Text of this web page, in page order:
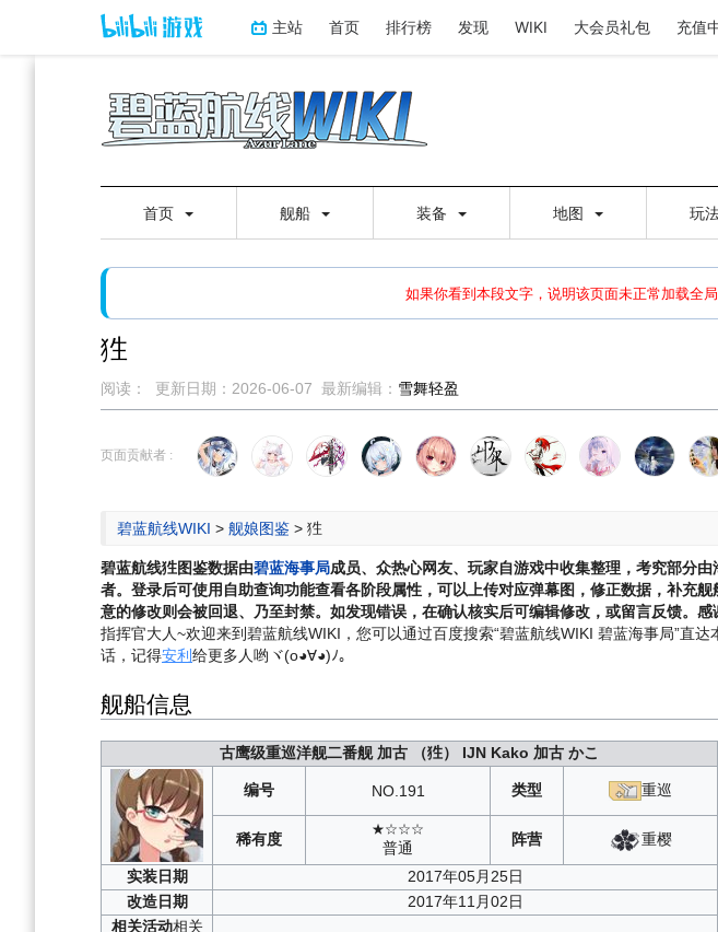
主站 首页 排行榜 发现 WIKI 大会员礼包 充值
首页 舰船 装备 地图 玩
如果你看到本段文字，说明该页面未正常加载全
如果打开页面显示缩略图创建出错，请点击刷新或页面右上WIKI
狌
阅读： 更新日期： 2026-06-07 最新编辑： 雪舞轻盈
到
到
页面贡献者 :
碧蓝航线WIKI > 舰娘图鉴 > 狌
碧蓝航线狌图鉴数据由碧蓝海事局成员、众热心网友、玩家自游戏中收集整理，考究部分
者。登录后可使用自助查询功能查看各阶段属性，可以上传对应弹幕图，修正数据，补充
意的修改则会被回退、乃至封禁。如发现错误，在确认核实后可编辑修改，或留言反馈。感
指挥官大人~欢迎来到碧蓝航线WIKI，您可以通过百度搜索“碧蓝航线WIKI 碧蓝海事局”直
话，记得安利 给更多人哟ヾ(o◕∀◕)ﾉ。
舰船信息
古鹰级重巡洋舰二番舰 加古 （狌） IJN Kako 加古 かこ
编号 NO. 191 类型 重巡
稀有度
★☆☆☆
普通 阵营 重樱
实装日期
2017年05月25日
改造日期
2017年11月02日
相关活动相关